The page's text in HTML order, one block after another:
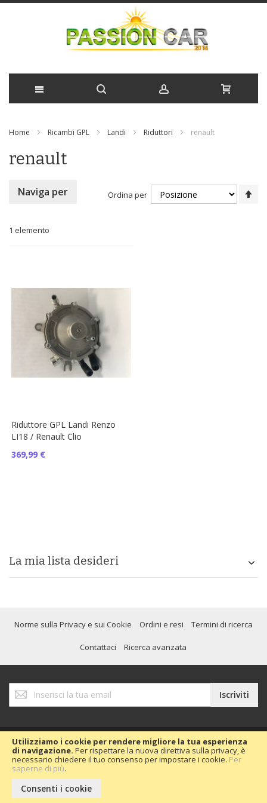
Utilizziamo i cookie per rendere migliore la tua esperienza
di navigazione. Per rispettare la nuova direttiva sulla privacy, è
necessario chiedere il tuo consenso per impostare i cookie. Per
saperne di più.
Consenti i cookie
contenuto
Home Ricambi GPL Landi Riduttori renault
renault
1 elemento
Ordina per
Riduttore GPL Landi Renzo
LI18 / Renault Clio
369,99 €
Naviga per
La mia lista desideri
Norme sulla Privacy e sui Cookie Ordini e resi Termini di ricerca
Contattaci Ricerca avanzata
alla
nostra
Iscriviti
Copyright © 2020 Passion Car 2016.